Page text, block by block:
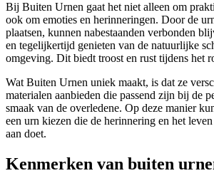
Bij Buiten Urnen gaat het niet alleen om
ook om emoties en herinneringen. Door de
plaatsen, kunnen nabestaanden verbonden
en tegelijkertijd genieten van de natuurlijke
omgeving. Dit biedt troost en rust tijdens het
Wat Buiten Urnen uniek maakt, is dat ze
materialen aanbieden die passend zijn bij de
smaak van de overledene. Op deze manier
een urn kiezen die de herinnering en het
aan doet.
Kenmerken van buiten